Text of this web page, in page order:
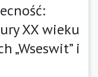
XX wieku
„Wseswit” i